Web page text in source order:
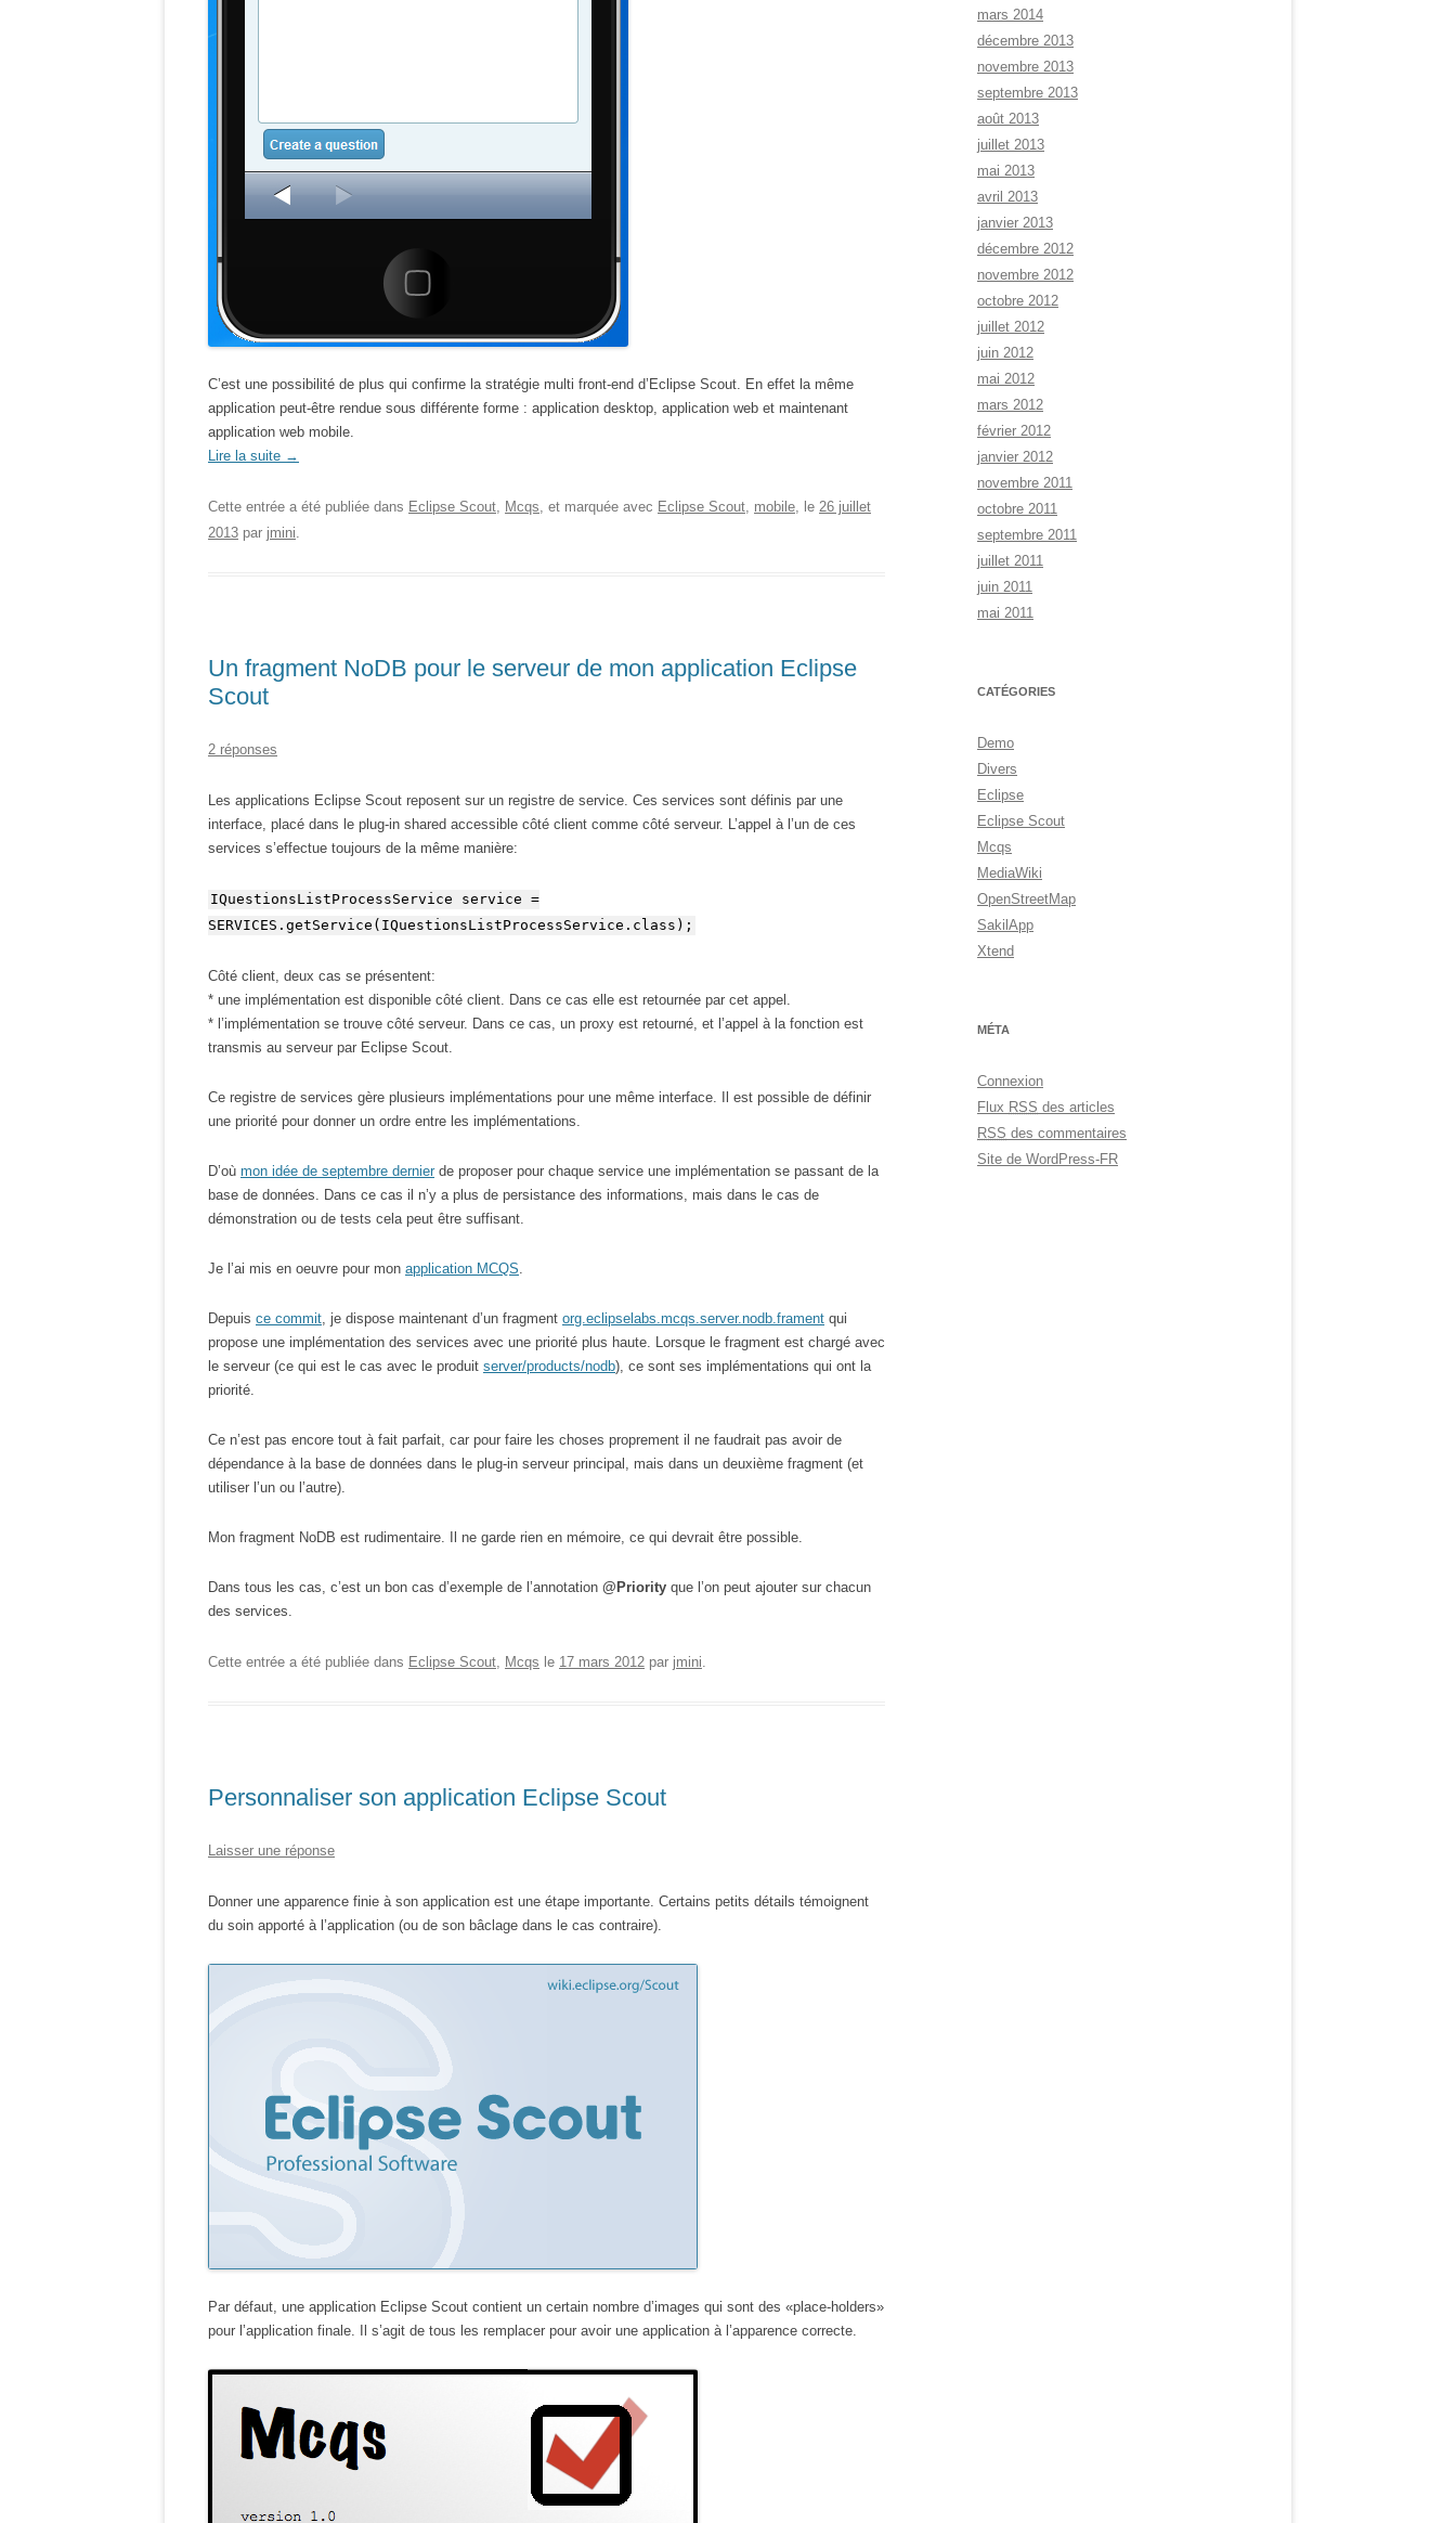
C’est une possibilité de plus qui confirme la stratégie multi front-end d’Eclipse Scout. En effet la même
application peut-être rendue sous différente forme : application desktop, application web et maintenant
application web mobile.
Lire la suite →
Cette entrée a été publiée dans Eclipse Scout, Mcqs, et marquée avec Eclipse Scout, mobile, le 26 juillet
2013 par jmini.
Un fragment NoDB pour le serveur de mon application Eclipse
Scout
2 réponses
Les applications Eclipse Scout reposent sur un registre de service. Ces services sont définis par une
interface, placé dans le plug-in shared accessible côté client comme côté serveur. L’appel à l’un de ces
services s’effectue toujours de la même manière:
IQuestionsListProcessService service =
SERVICES.getService(IQuestionsListProcessService.class);
Côté client, deux cas se présentent:
* une implémentation est disponible côté client. Dans ce cas elle est retournée par cet appel.
* l’implémentation se trouve côté serveur. Dans ce cas, un proxy est retourné, et l’appel à la fonction est
transmis au serveur par Eclipse Scout.
Ce registre de services gère plusieurs implémentations pour une même interface. Il est possible de définir
une priorité pour donner un ordre entre les implémentations.
D’où mon idée de septembre dernier de proposer pour chaque service une implémentation se passant de la
base de données. Dans ce cas il n’y a plus de persistance des informations, mais dans le cas de
démonstration ou de tests cela peut être suffisant.
Je l’ai mis en oeuvre pour mon application MCQS.
Depuis ce commit, je dispose maintenant d’un fragment org.eclipselabs.mcqs.server.nodb.frament qui
propose une implémentation des services avec une priorité plus haute. Lorsque le fragment est chargé avec
le serveur (ce qui est le cas avec le produit server/products/nodb), ce sont ses implémentations qui ont la
priorité.
Ce n’est pas encore tout à fait parfait, car pour faire les choses proprement il ne faudrait pas avoir de
dépendance à la base de données dans le plug-in serveur principal, mais dans un deuxième fragment (et
utiliser l’un ou l’autre).
Mon fragment NoDB est rudimentaire. Il ne garde rien en mémoire, ce qui devrait être possible.
Dans tous les cas, c’est un bon cas d’exemple de l’annotation @Priority que l’on peut ajouter sur chacun
des services.
Cette entrée a été publiée dans Eclipse Scout, Mcqs le 17 mars 2012 par jmini.
Personnaliser son application Eclipse Scout
Laisser une réponse
Donner une apparence finie à son application est une étape importante. Certains petits détails témoignent
du soin apporté à l’application (ou de son bâclage dans le cas contraire).
Par défaut, une application Eclipse Scout contient un certain nombre d’images qui sont des «place-holders»
pour l’application finale. Il s’agit de tous les remplacer pour avoir une application à l’apparence correcte.
mars 2014
décembre 2013
novembre 2013
septembre 2013
août 2013
juillet 2013
mai 2013
avril 2013
janvier 2013
décembre 2012
novembre 2012
octobre 2012
juillet 2012
juin 2012
mai 2012
mars 2012
février 2012
janvier 2012
novembre 2011
octobre 2011
septembre 2011
juillet 2011
juin 2011
mai 2011
CATÉGORIES
Demo
Divers
Eclipse
Eclipse Scout
Mcqs
MediaWiki
OpenStreetMap
SakilApp
Xtend
MÉTA
Connexion
Flux RSS des articles
RSS des commentaires
Site de WordPress-FR